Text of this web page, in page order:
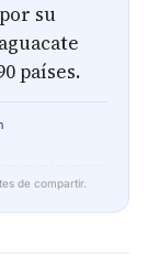
su
países.
de compartir.